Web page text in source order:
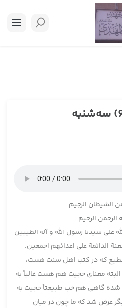
متن حدیث (جلسه60) سه‌شنبه
الشيطان الرجيم
الرحمن الرحيم
علی سيدنا رسول الله و آله الطيبين
الدائمة علی اعدائهم اجمعين.
که در کتب اهل سنت هست،
البته معنای حجيت هم هست غالباً به
شده گاهی هم خب طبيعتاً حجيت به
عرض شد که ما چون در ميان